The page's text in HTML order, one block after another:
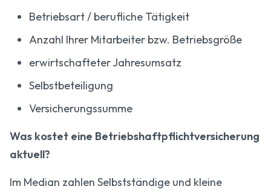
Betriebsart / berufliche Tätigkeit
Anzahl Ihrer Mitarbeiter bzw. Betriebsgröße
erwirtschafteter Jahresumsatz
Selbstbeteiligung
Versicherungssumme
Was kostet eine Betriebshaftpflichtversicherung
aktuell?
Im Median zahlen Selbstständige und kleine